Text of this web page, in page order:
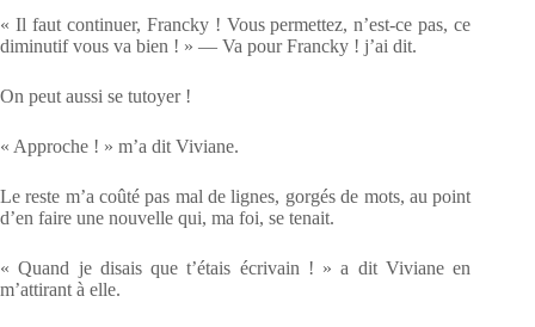
« Il faut continuer, Francky ! Vous permettez, n’est-ce pas, ce
diminutif vous va bien ! » — Va pour Francky ! j’ai dit.
On peut aussi se tutoyer !
« Approche ! » m’a dit Viviane.
Le reste m’a coûté pas mal de lignes, gorgés de mots, au point
d’en faire une nouvelle qui, ma foi, se tenait.
« Quand je disais que t’étais écrivain ! » a dit Viviane en
m’attirant à elle.